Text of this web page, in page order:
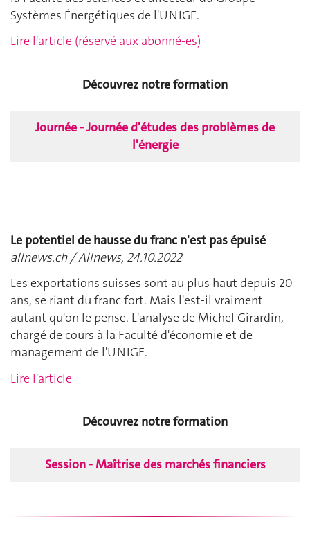
Systèmes Énergétiques de l'UNIGE.
Lire l'article (réservé aux abonné-es)
Découvrez notre formation
Journée - Journée d'études des problèmes de
l'énergie
Le potentiel de hausse du franc n'est pas épuisé
allnews.ch / Allnews, 24.10.2022
Les exportations suisses sont au plus haut depuis 20
ans, se riant du franc fort. Mais l'est-il vraiment
autant qu'on le pense. L'analyse de Michel Girardin,
chargé de cours à la Faculté d'économie et de
management de l'UNIGE.
Lire l'article
Découvrez notre formation
Session - Maîtrise des marchés financiers